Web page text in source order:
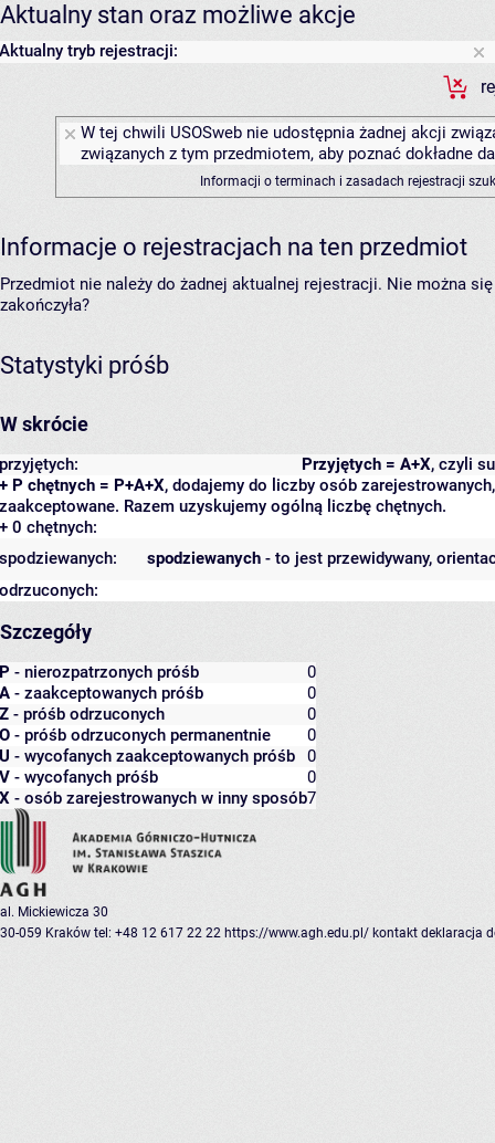
Aktualny stan oraz możliwe akcje
Aktualny tryb rejestracji:
W tej chwili USOSweb nie udostępnia żadnej akcji
związanych z tym przedmiotem, aby poznać dokładne
Informacji o terminach i zasadach rejestracji
Informacje o rejestracjach na ten przedmiot
Przedmiot nie należy do żadnej aktualnej rejestracji. Nie można
zakończyła?
Statystyki próśb
W skrócie
Przyjętych = A+X, czyli
przyjętych:
+ P chętnych = P+A+X, dodajemy do liczby osób
zaakceptowane. Razem uzyskujemy ogólną liczbę chętnych.
+ 0 chętnych:
spodziewanych - to jest przewidywany,
spodziewanych:
odrzuconych:
Szczegóły
P - nierozpatrzonych próśb
0
A - zaakceptowanych próśb
0
Z - próśb odrzuconych
0
O - próśb odrzuconych permanentnie
0
U - wycofanych zaakceptowanych próśb
0
V - wycofanych próśb
0
X - osób zarejestrowanych w inny sposób7
al. Mickiewicza 30
30-059 Kraków tel: +48 12 617 22 22 https://www.agh.edu.pl/ kontakt deklaracja